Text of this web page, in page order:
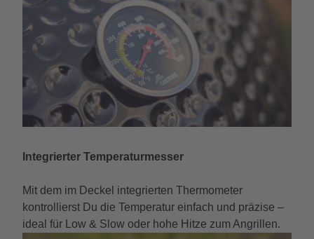
Integrierter Temperaturmesser
Mit dem im Deckel integrierten Thermometer
kontrollierst Du die Temperatur einfach und präzise –
ideal für Low & Slow oder hohe Hitze zum Angrillen.